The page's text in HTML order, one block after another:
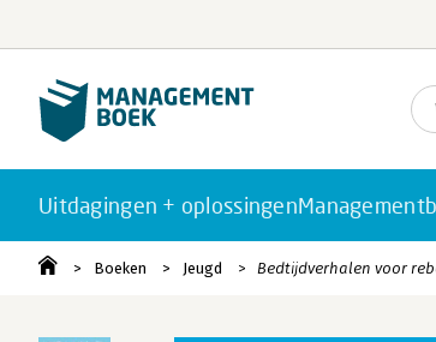
Uitdagingen + oplossingen
Boeken Jeugd Bedtijdverhalen voor